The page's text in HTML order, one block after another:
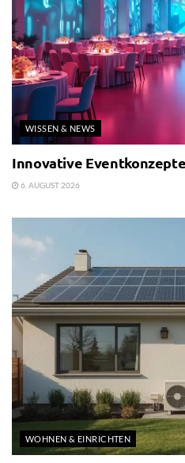
WISSEN & NEWS
Innovative
6. AUGUST 2026
WOHNEN & EINRICHTEN